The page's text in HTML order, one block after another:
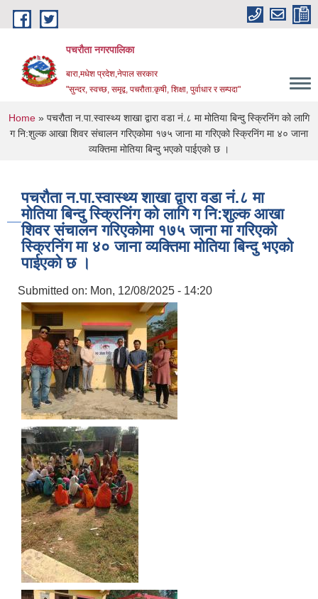
Skip to main content
पचरौता नगरपालिका
बारा,मधेश प्रदेश,नेपाल सरकार
"सुन्दर, स्वच्छ, समृद्व, पचरौता:कृषी, शिक्षा, पुर्वाधार र सम्पदा"
You are here
Home » पचरौता न.पा.स्वास्थ्य शाखा द्वारा वडा नं.८ मा मोतिया बिन्दु स्क्रिनिंग को लागि
ग नि:शुल्क आखा शिवर संचालन गरिएकोमा १७५ जाना मा गरिएको स्क्रिनिंग मा ४० जाना
व्यक्तिमा मोतिया बिन्दु भएको पाईएको छ ।
पचरौता न.पा.स्वास्थ्य शाखा द्वारा वडा नं.८ मा
मोतिया बिन्दु स्क्रिनिंग को लागि ग नि:शुल्क आखा
शिवर संचालन गरिएकोमा १७५ जाना मा गरिएको
स्क्रिनिंग मा ४० जाना व्यक्तिमा मोतिया बिन्दु भएको
पाईएको छ ।
Submitted on: Mon, 12/08/2025 - 14:20